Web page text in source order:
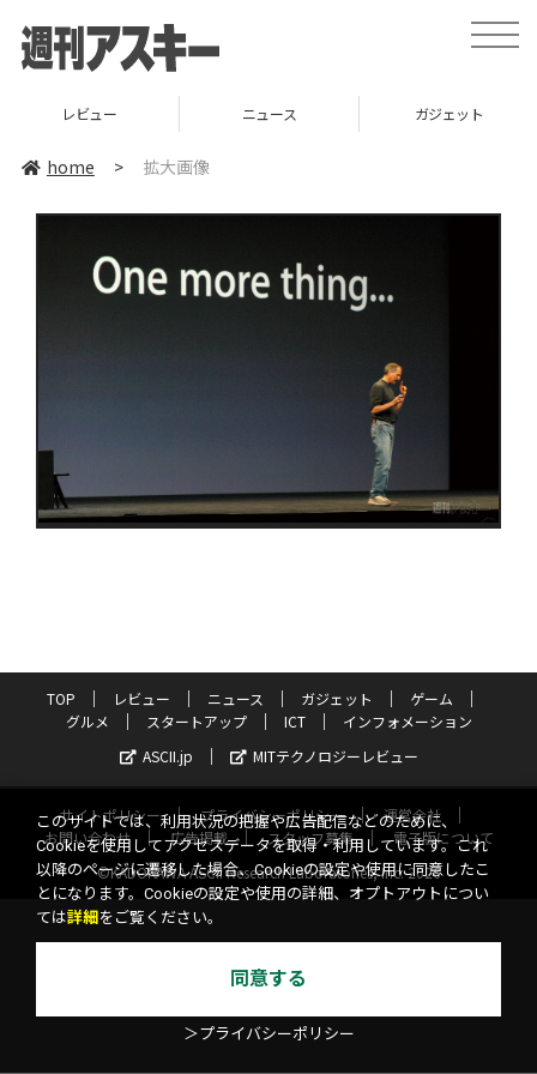
toggle
レビュー ニュース ガジェット
home > 拡大画像
TOP レビュー ニュース ガジェット
ゲーム
グルメ
スタートアップ ICT
インフォメーション
ASCII.jp
MITテクノロジーレビュー
サイトポリシー プライバシーポリシー
運営会社
お問い合わせ
広告掲載 スタッフ募集
電子版について
©KADOKAWA ASCII Research Laboratories, Inc. 2026
このサイトでは、利用状況の把握や広告配信などのために、
Cookieを使用してアクセスデータを取得・利用しています。これ
以降のページに遷移した場合、Cookieの設定や使用に同意したこ
とになります。Cookieの設定や使用の詳細、オプトアウトについ
ては詳細 をご覧ください。
同意する
＞プライバシーポリシー